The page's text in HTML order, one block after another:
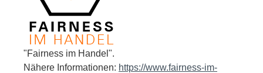
"Fairness im Handel".
Nähere Informationen: https://www.fairness-im-